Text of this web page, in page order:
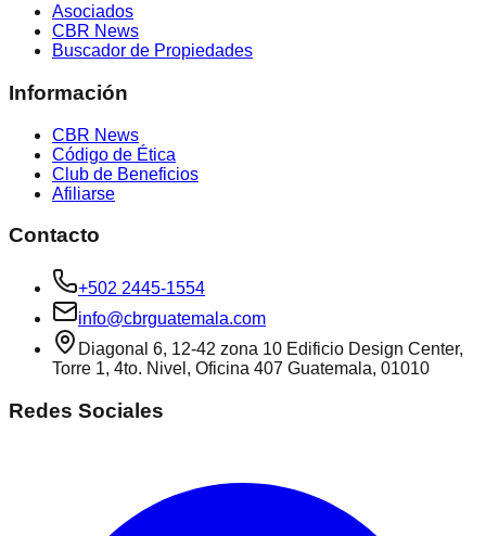
Asociados
CBR News
Buscador de Propiedades
Información
CBR News
Código de Ética
Club de Beneficios
Afiliarse
Contacto
+502 2445-1554
info@cbrguatemala.com
Diagonal 6, 12-42 zona 10 Edificio Design Center,
Torre 1, 4to. Nivel, Oficina 407 Guatemala, 01010
Redes Sociales